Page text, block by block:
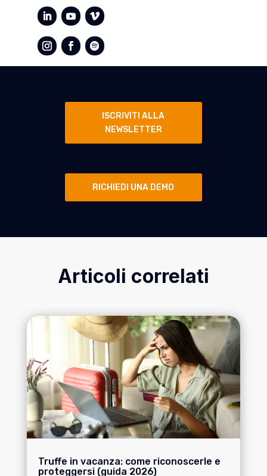
ISCRIVITI ALLA
NEWSLETTER
RICHIEDI UNA DEMO
Articoli correlati
Truffe in vacanza: come riconoscerle e
proteggersi (guida 2026)